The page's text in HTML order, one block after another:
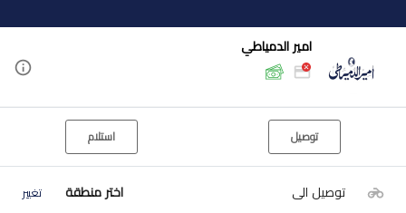
امير الدمياطي
توصيل استلام
توصيل الى اختر منطقة تغيير